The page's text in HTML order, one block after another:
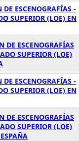
ESCENOGRAFÍAS -
SUPERIOR (LOE) EN
DE ESCENOGRAFÍAS
SUPERIOR (LOE)
ESCENOGRAFÍAS -
SUPERIOR (LOE) EN
DE ESCENOGRAFÍAS
SUPERIOR (LOE)